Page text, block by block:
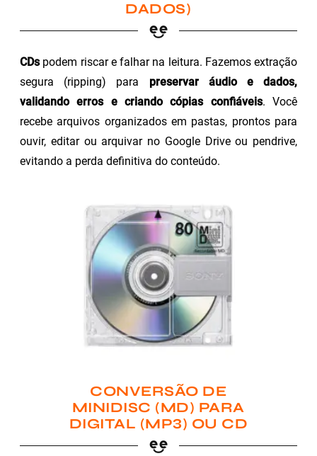
DADOS)
CDspodem riscar e falhar na leitura. Fazemos extração
segura (ripping) para preservar áudio e dados,
validando erros e criando cópias confiáveis. Você
recebe arquivos organizados em pastas, prontos para
ouvir, editar ou arquivar no Google Drive ou pendrive,
evitando a perda definitiva do conteúdo.
CONVERSÃO DE
MINIDISC (MD) PARA
DIGITAL (MP3) OU CD